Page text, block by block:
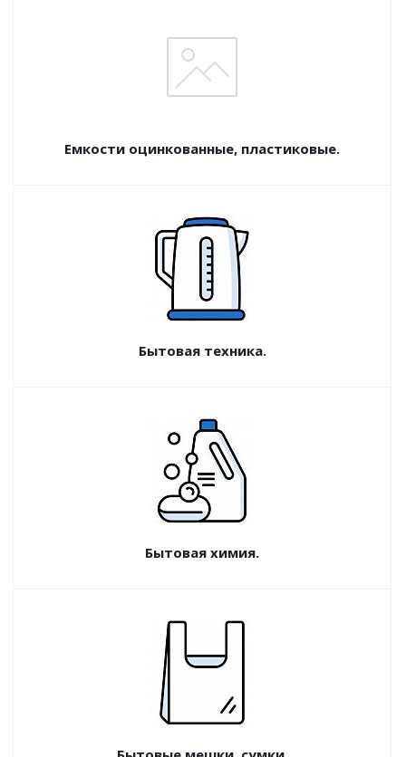
Емкости оцинкованные, пластиковые.
Бытовая техника.
Бытовая химия.